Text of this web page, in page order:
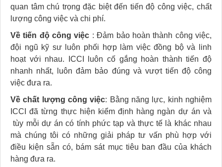
quan tâm chú trọng đặc biệt đến tiến độ công việc, chất
lượng công việc và chi phí.
Về tiến độ công việc : Đảm bảo hoàn thành công việc,
đội ngũ kỹ sư luôn phối hợp làm việc đồng bộ và linh
hoạt với nhau. ICCI luôn cố gắng hoàn thành tiến độ
nhanh nhất, luôn đảm bảo đúng và vượt tiến độ công
việc đưa ra.
Về chất lượng công việc: Bằng năng lực, kinh nghiệm
ICCI đã từng thực hiện kiểm định hàng ngàn dự án và
tùy mỗi dự án có tính phức tạp và thực tế là khác nhau
mà chúng tôi có những giải pháp tư vấn phù hợp với
điều kiện sẵn có, bám sát mục tiêu ban đầu của khách
hàng đưa ra.